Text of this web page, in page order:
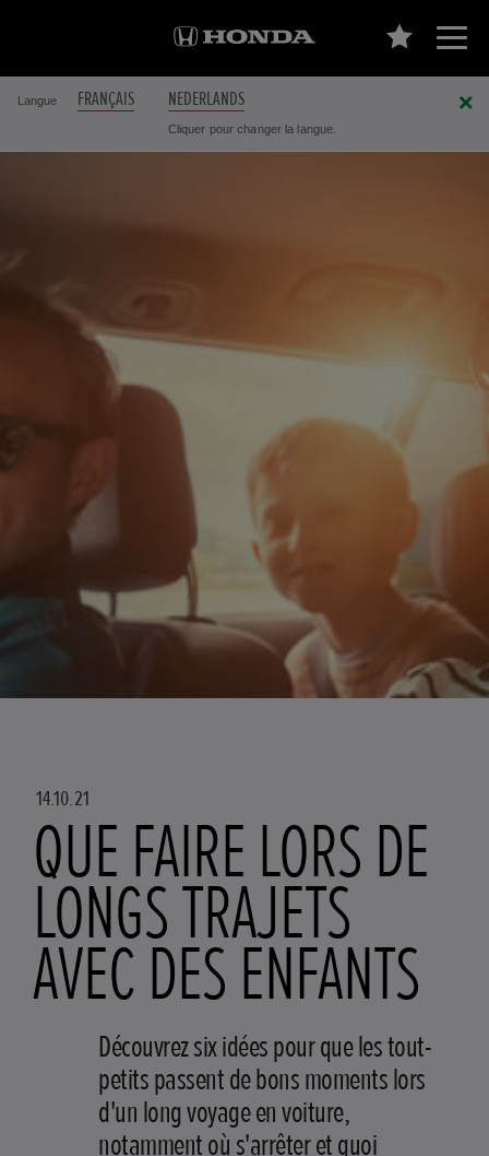
Langue FRANÇAIS NEDERLANDS
Cliquer pour changer la langue.
14.10.21
QUE FAIRE LORS DE
LONGS TRAJETS
AVEC DES ENFANTS
Découvrez six idées pour que les tout-
petits passent de bons moments lors
d'un long voyage en voiture,
notamment où s'arrêter et quoi